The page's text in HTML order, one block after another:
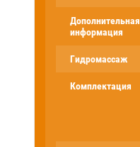
Дополнительная
информация
Гидромассаж
Комплектация